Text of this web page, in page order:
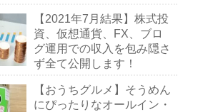
【2021年7月結果】株式投
資、仮想通貨、FX、ブロ
グ運用での収入を包み隠さ
ず全て公開します！
【おうちグルメ】そうめん
にぴったりなオールイン・